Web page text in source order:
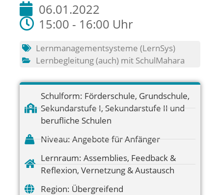
06.01.2022
15:00 - 16:00 Uhr
Lernmanagementsysteme (LernSys)
Lernbegleitung (auch) mit SchulMahara
Schulform: Förderschule, Grundschule,
Sekundarstufe I, Sekundarstufe II und
berufliche Schulen
Niveau: Angebote für Anfänger
Lernraum: Assemblies, Feedback &
Reflexion, Vernetzung & Austausch
Region: Übergreifend